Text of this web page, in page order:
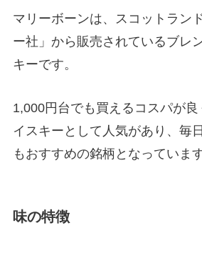
マリーボーンは、スコットラン
ー社」から販売されているブレ
キーです。
1,000円台でも買えるコスパが
イスキーとして人気があり、毎
もおすすめの銘柄となっています
味の特徴